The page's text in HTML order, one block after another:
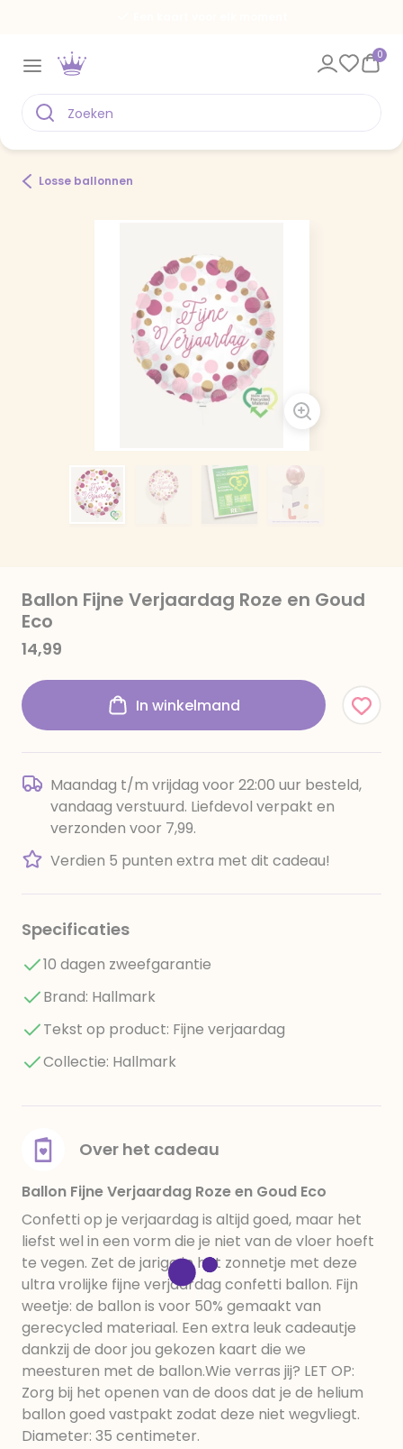
0
Losse ballonnen
Ballon Fijne Verjaardag Roze en Goud
Eco
14,99
In winkelmand
Maandag t/m vrijdag voor 22:00 uur besteld,
vandaag verstuurd. Liefdevol verpakt en
verzonden voor 7,99.
Verdien 5 punten extra met dit cadeau!
Specificaties
10 dagen zweefgarantie
Brand: Hallmark
Tekst op product: Fijne verjaardag
Collectie: Hallmark
Over het cadeau
Ballon Fijne Verjaardag Roze en Goud Eco
Confetti op je verjaardag is altijd goed, maar het
liefst wel in een vorm die je niet van de vloer hoeft
te vegen. Zet de jarige in het zonnetje met deze
ultra vrolijke fijne verjaardag confetti ballon. Fijn
weetje: de ballon is voor 50% gemaakt van
gerecycled materiaal. Een extra leuk cadeautje
dankzij de door jou gekozen kaart die we
meesturen met de ballon.Wie verras jij? LET OP:
Zorg bij het openen van de doos dat je de helium
ballon goed vastpakt zodat deze niet wegvliegt.
Diameter: 35 centimeter.